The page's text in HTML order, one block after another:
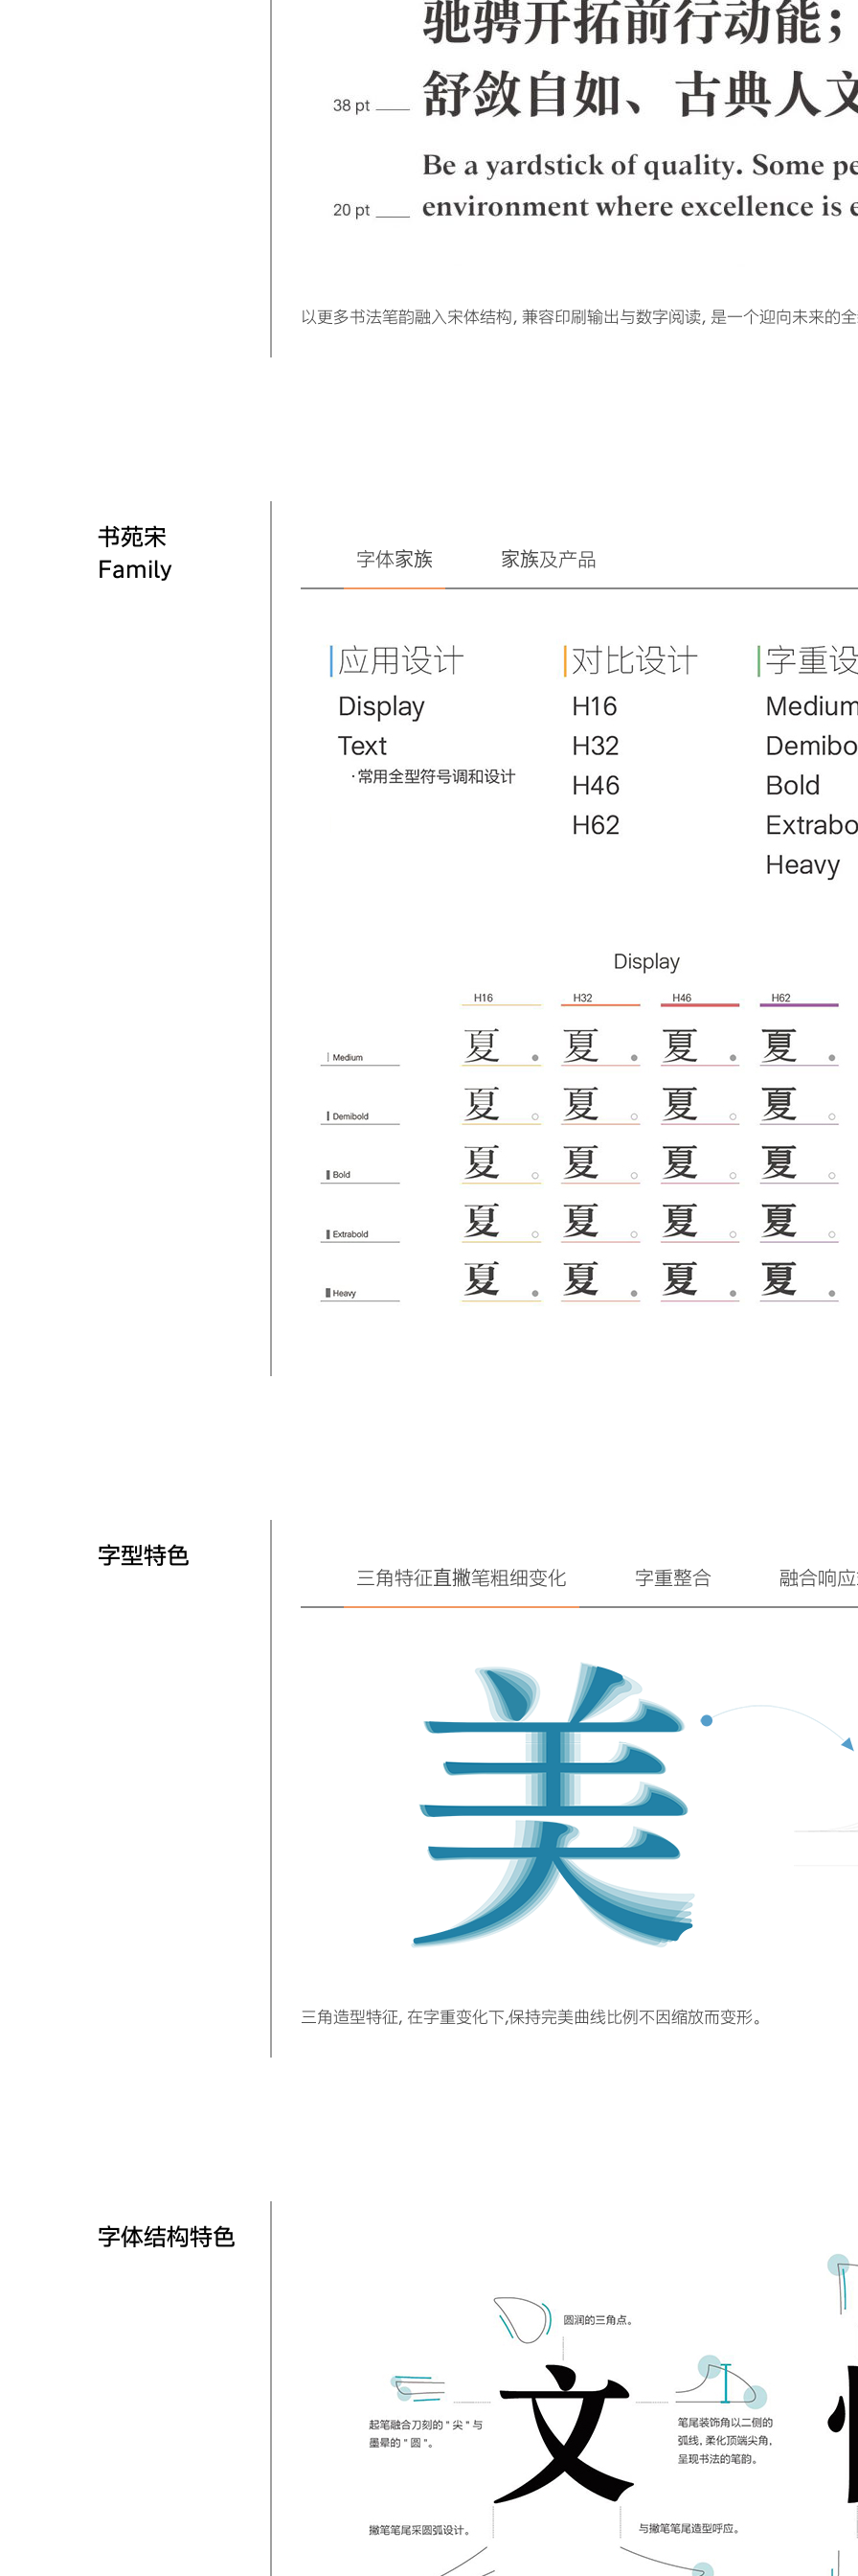
以更多书法笔韵融入宋体结构，兼容印刷输出与数字阅读，是一个迎向未来的
书苑宋
Family
字体家族 家族及产品
字型特色
三角特征直撇笔粗细变化 字重整合 融合响
三角造型特征, 在字重变化下,保持完美曲线比例不因缩放而变形。
不同字重的情况下进行曲线及字构微调,以达到视觉平衡。
字体结构特色